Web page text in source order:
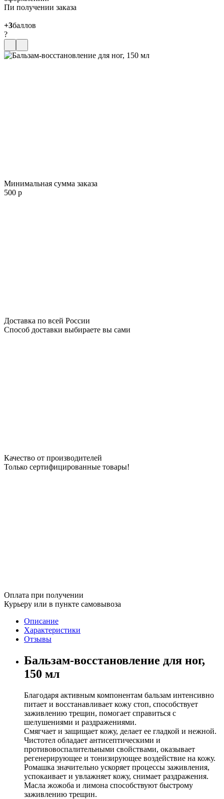
Пи получении заказа
+3баллов
?
Минимальная сумма заказа
500 р
Доставка по всей России
Способ доставки выбираете вы сами
Качество от производителей
Только сертифицированные товары!
Оплата при получении
Курьеру или в пункте самовывоза
Описание
Характеристики
Отзывы
Бальзам-восстановление для ног,
150 мл
Благодаря активным компонентам бальзам интенсивно
питает и восстанавливает кожу стоп, способствует
заживлению трещин, помогает справиться с
шелушениями и раздражениями.
Смягчает и защищает кожу, делает ее гладкой и нежной.
Чистотел обладает антисептическими и
противовоспалительными свойствами, оказывает
регенерирующее и тонизирующее воздействие на кожу.
Ромашка значительно ускоряет процессы заживления,
успокаивает и увлажняет кожу, снимает раздражения.
Масла жожоба и лимона способствуют быстрому
заживлению трещин.